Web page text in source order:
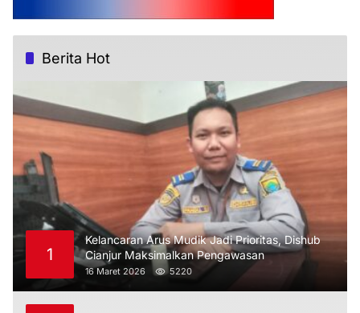
Berita Hot
1
Kelancaran Arus Mudik Jadi Prioritas, Dishub
Cianjur Maksimalkan Pengawasan
16 Maret 2026 5220